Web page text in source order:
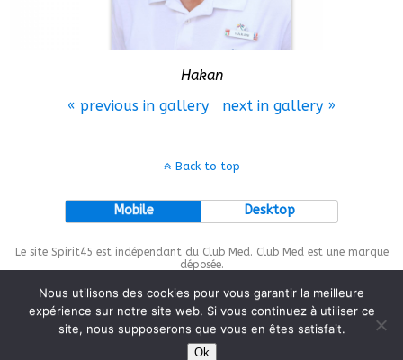
Hakan
« previous in gallery
next in gallery »
Back to top
Mobile Desktop
Le site Spirit45 est indépendant du Club Med. Club Med est une marque
déposée.
This site is protected bywp-copyrightpro.com
Nous utilisons des cookies pour vous garantir la meilleure
expérience sur notre site web. Si vous continuez à utiliser ce
site, nous supposerons que vous en êtes satisfait.
Ok